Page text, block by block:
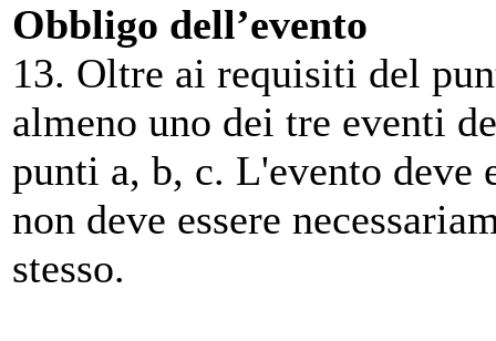
Obbligo dell’evento
13. Oltre ai requisiti del
almeno uno dei tre eventi
punti a, b, c. L'evento deve
non deve essere
stesso.